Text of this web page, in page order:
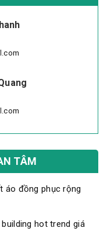
TÂM
áo đồng phục rộng
hot trend giá